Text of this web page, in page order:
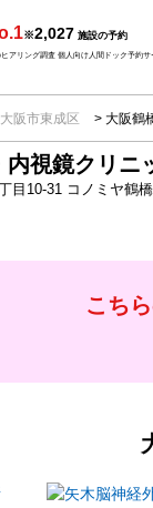
※2,027 施設の予約
アリング調査 個人向け人間ドック予約
大阪市東成区 大阪鶴
視鏡クリニ
目10-31 コノミヤ鶴
こち